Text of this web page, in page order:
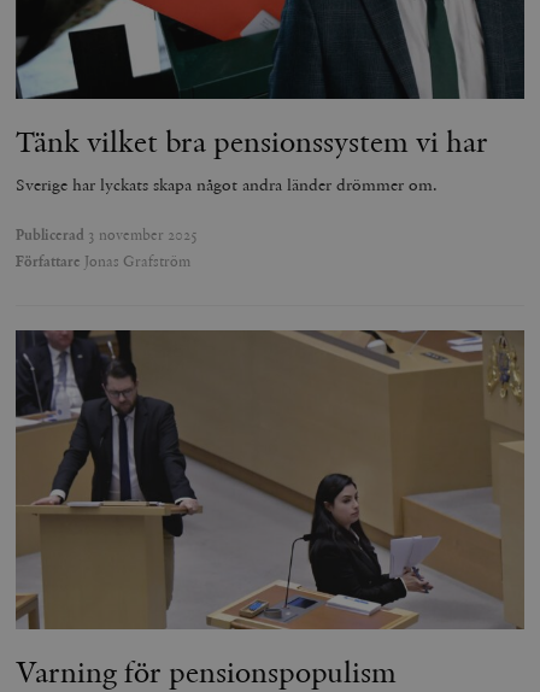
Tänk vilket bra pensionssystem vi har
Sverige har lyckats skapa något andra länder drömmer om.
Publicerad 3 november 2025
Författare Jonas Grafström
Varning för pensionspopulism